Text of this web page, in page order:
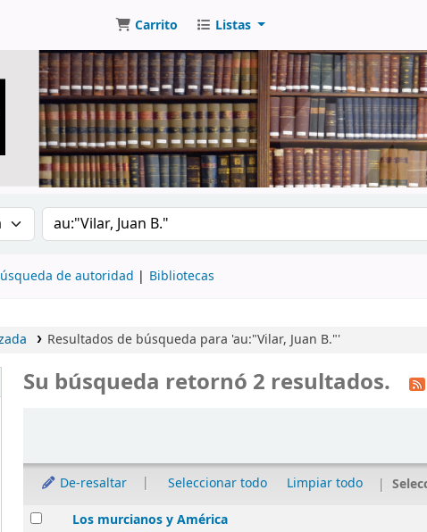
Carrito Listas
Buscar en el catálogo
de autoridad Bibliotecas
Resultados de búsqueda para 'au:"Vilar, Juan B."'
Su búsqueda retornó 2 resultados.
De-resaltar Seleccionar todo Limpiar todo
ResultadosLos murcianos y América